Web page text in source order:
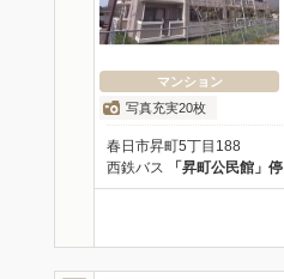
マンション
写真充実20枚
春日市昇町5丁目188
西鉄バス 「昇町公民館」停